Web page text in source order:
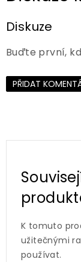
Diskuze
Buďte první,
PŘIDAT
K tomuto
užitečnými
používat.